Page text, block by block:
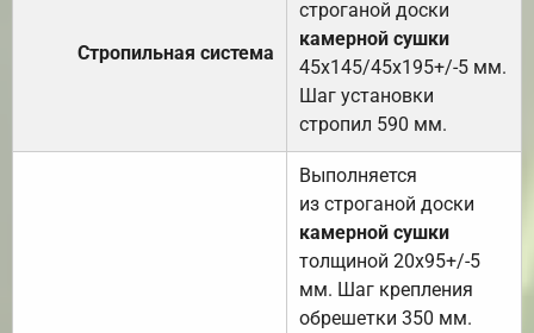
Стропильная система
строганой доски
камерной сушки
45х145/45х195+/-5 мм.
Шаг установки
стропил 590 мм.
Выполняется
из строганой доски
камерной сушки
толщиной 20х95+/-5
мм. Шаг крепления
обрешетки 350 мм.